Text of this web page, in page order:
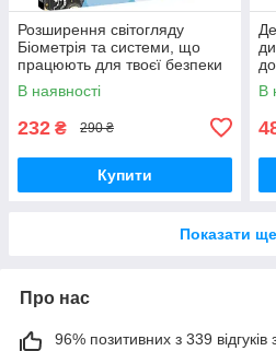
Розширення світогляду
Біометрія та системи, що
працюють для твоєї безпеки
Ранок
В наявності
232 ₴ 290 ₴
Купити
В
Показати ще
Про нас
96% позитивних з 339 відгуків